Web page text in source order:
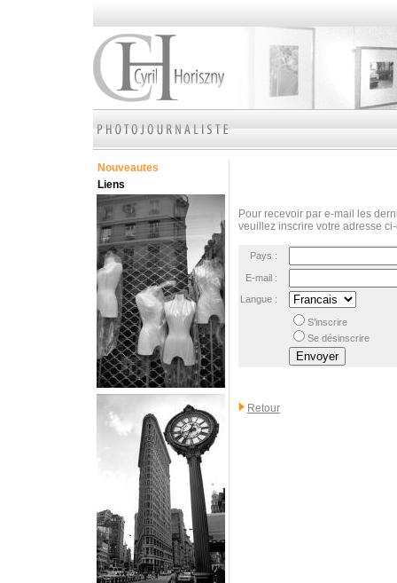
Nouveautes
Liens
Pour recevoir par e-mail les
veuillez inscrire votre adresse
Pays :
E-mail :
Langue :
S’inscrire
Se désinscrire
Retour